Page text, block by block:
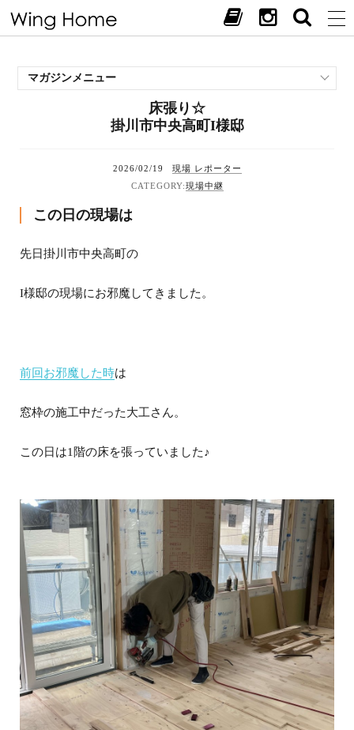
マガジンメニュー
スタッフブログ
オススメの土地
お施主様ブログ
床張り☆
掛川市中央高町I様邸
2026/02/19
現場 レポーター
現場中継
この日の現場は
先日掛川市中央高町の
I様邸の現場にお邪魔してきました。
前回お邪魔した時は
窓枠の施工中だった大工さん。
この日は1階の床を張っていました♪